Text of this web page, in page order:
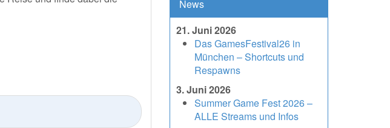
News
21. Juni 2026
Das GamesFestival26 in
München – Shortcuts und
Respawns
3. Juni 2026
Summer Game Fest 2026 –
ALLE Streams und Infos